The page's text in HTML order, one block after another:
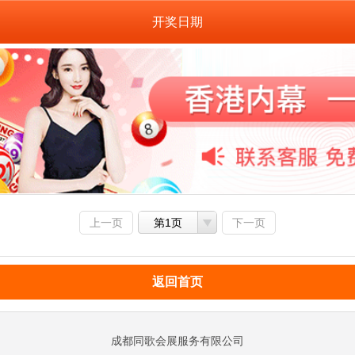
开奖日期
上一页 第1页 下一页
返回首页
成都同歌会展服务有限公司